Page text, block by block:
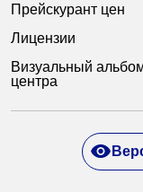
Прейскурант цен
Лицензии
Визуальный
центра